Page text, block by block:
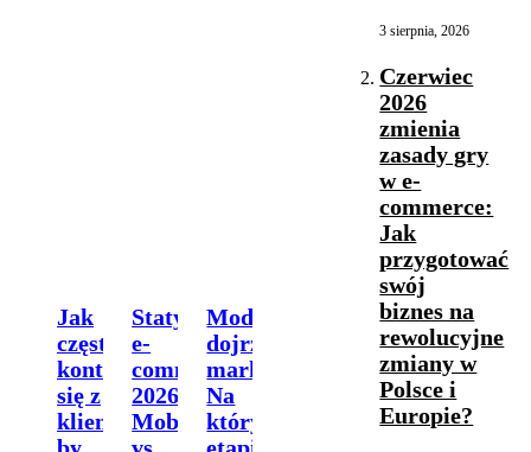
Jak
często
kontaktować
się z
klientem,
Statystyki
e-
commerce
2026:
Mobile
Model
dojrzałości
marketingu:
Na
którym
3 sierpnia, 2026
Czerwiec
2026
zmienia
zasady gry
w e-
commerce:
Jak
przygotować
swój
biznes na
rewolucyjne
zmiany w
Polsce i
Europie?